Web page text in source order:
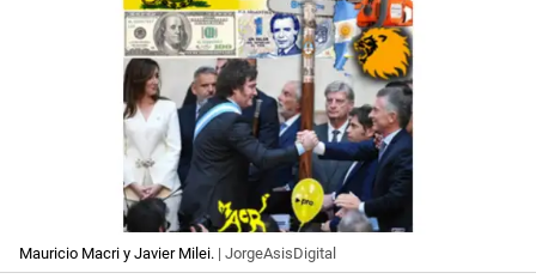
Mauricio Macri y Javier Milei. | JorgeAsisDigital